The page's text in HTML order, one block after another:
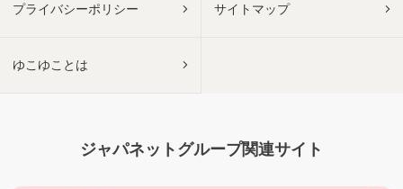
プライバシーポリシー サイトマップ
ゆこゆことは
ジャパネットグループ関連サイト